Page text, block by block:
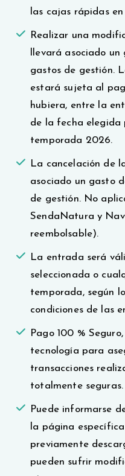
las cajas rápidas
Realizar una
llevará asociado
gastos de gestión.
estará sujeta al
hubiera, entre la
de la fecha elegida
temporada 2026.
La cancelación de
asociado un gasto
de gestión. No
SendaNatura y
reembolsable).
La entrada será
seleccionada o
temporada, según
condiciones de las
Pago 100 %
tecnología para
transacciones
totalmente seguras.
Puede informarse
la página
previamente
pueden sufrir